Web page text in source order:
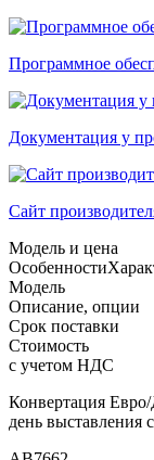
Программное
Документация у
Сайт
Модель и цена
Особенности
Модель
Описание, опции
Срок поставки
Стоимость
с учетом НДС
Конвертация
день выставления